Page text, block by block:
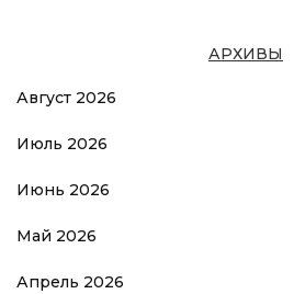
АРХИВЫ
Август 2026
Июль 2026
Июнь 2026
Май 2026
Апрель 2026